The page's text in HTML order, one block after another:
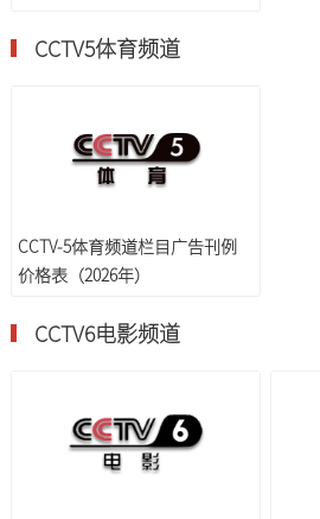
CCTV5体育频道
CCTV-5体育频道栏目广告刊例
价格表（2026年）
CCTV6电影频道